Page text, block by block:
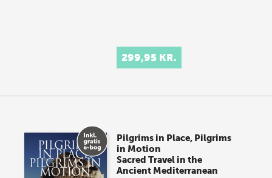
299,95 KR.
Pilgrims in Place, Pilgrims
in Motion
Sacred Travel in the
Ancient Mediterranean